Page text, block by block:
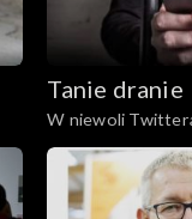
Tanie dranie
W niewoli